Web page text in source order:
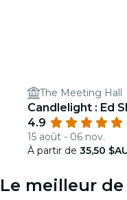
The Meeting Hall
Candlelight : Ed
4.9
15 août - 06 nov.
À partir de 35,50
Le meilleur